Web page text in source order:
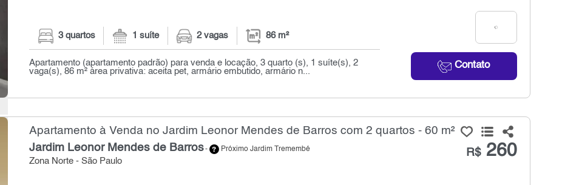
Contato
3 quartos 1 suíte 2 vagas 86 m²
Apartamento (apartamento padrão) para venda e locação, 3 quarto (s), 1 suíte(s), 2
vaga(s), 86 m² área privativa: aceita pet, armário embutido, armário n...
Apartamento à Venda no Jardim Leonor Mendes de Barros com 2 quartos - 60 m²
Jardim Leonor Mendes de Barros- Próximo Jardim Tremembé
Zona Norte - São Paulo
R$260